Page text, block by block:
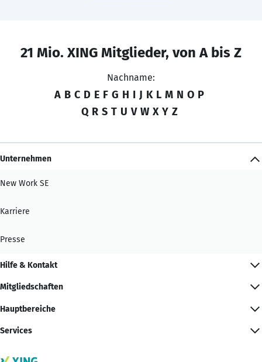
21 Mio. XING Mitglieder, von A bis Z
Nachname:
A B C D E F G H I J K L M N O P
Q R S T U V W X Y Z
Unternehmen
New Work SE
Karriere
Presse
Hilfe & Kontakt
Mitgliedschaften
Hauptbereiche
Services